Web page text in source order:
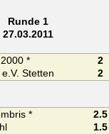
Runde 1
27.03.2011
*
2
Stetten
2
*
2.5
1.5